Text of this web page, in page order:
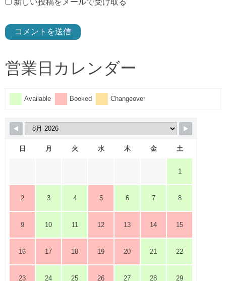
新しい投稿をメールで受け取る
営業日カレンダー
Available Booked Changeover
日 月 火 水 木 金 土
1
2 3 4 5 6 7 8
9 10 11 12 13 14 15
16 17 18 19 20 21 22
23 24 25 26 27 28 29